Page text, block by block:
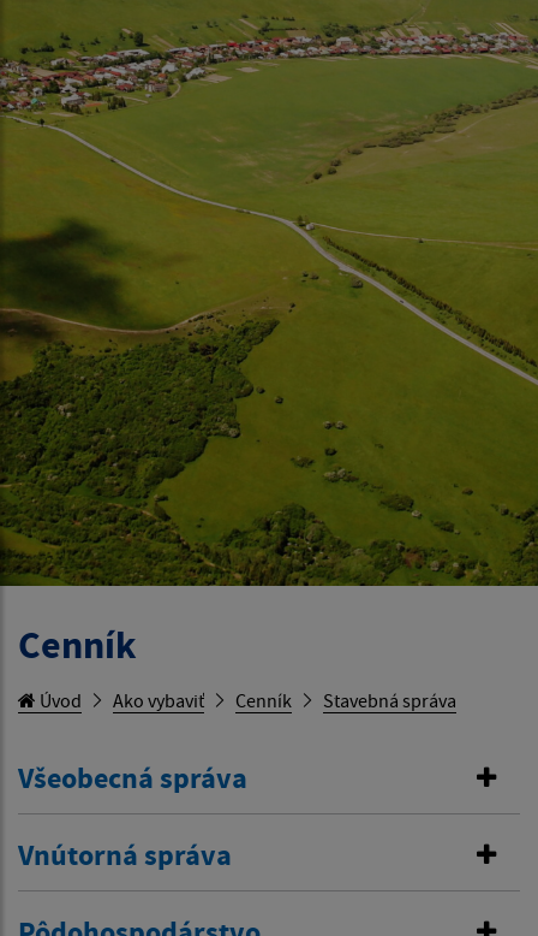
Cenník
Úvod Ako vybaviť Cenník Stavebná správa
Všeobecná správa
Vnútorná správa